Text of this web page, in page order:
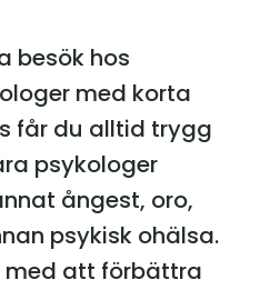
besök hos
med korta
får du alltid trygg
psykologer
ångest, oro,
psykisk ohälsa.
att förbättra